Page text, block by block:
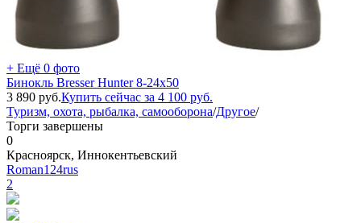
+ Ещё 0 фото
Бинокль Bresser Hunter 8-24x50
3 890 руб.Купить сейчас за 4 100 руб.
Туризм, охота, рыбалка, самооборона/Другое/
Торги завершены
0
Красноярск, Иннокентьевский
Roman124rus
2